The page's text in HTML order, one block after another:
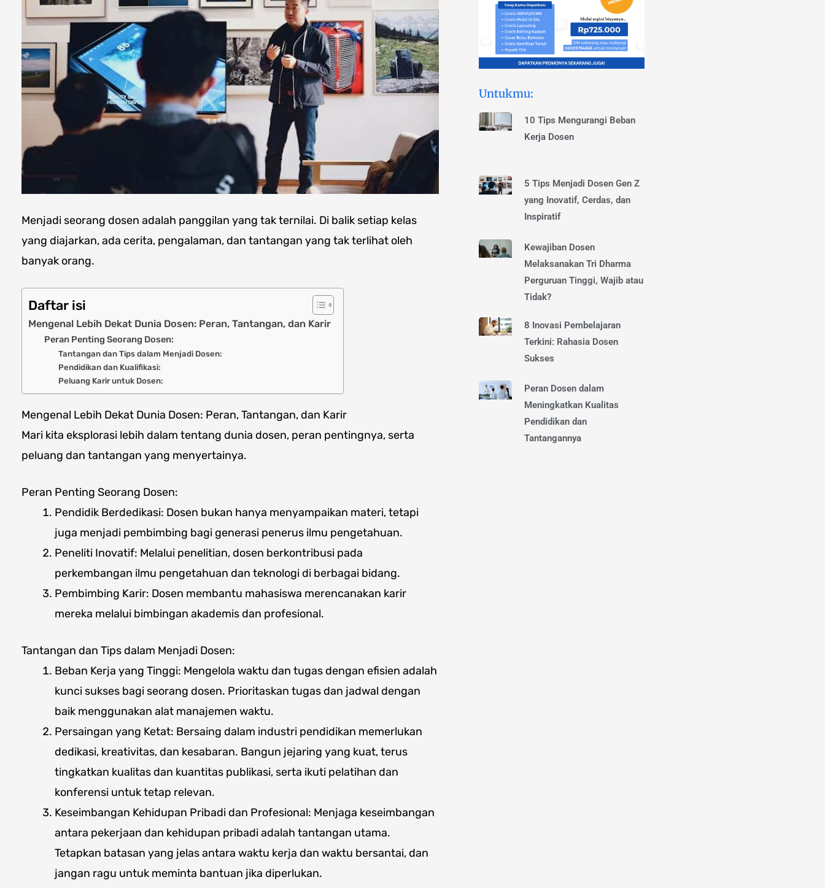
Menjadi seorang dosen adalah panggilan yang tak ternilai. Di balik setiap kelas
yang diajarkan, ada cerita, pengalaman, dan tantangan yang tak terlihat oleh
banyak orang.
Daftar isi
Mengenal Lebih Dekat Dunia Dosen: Peran, Tantangan, dan Karir
Peran Penting Seorang Dosen:
Tantangan dan Tips dalam Menjadi Dosen:
Pendidikan dan Kualifikasi:
Peluang Karir untuk Dosen:
Mengenal Lebih Dekat Dunia Dosen: Peran, Tantangan, dan Karir
Mari kita eksplorasi lebih dalam tentang dunia dosen, peran pentingnya, serta
peluang dan tantangan yang menyertainya.
Peran Penting Seorang Dosen:
Pendidik Berdedikasi: Dosen bukan hanya menyampaikan materi, tetapi
juga menjadi pembimbing bagi generasi penerus ilmu pengetahuan.
Peneliti Inovatif: Melalui penelitian, dosen berkontribusi pada
perkembangan ilmu pengetahuan dan teknologi di berbagai bidang.
Pembimbing Karir: Dosen membantu mahasiswa merencanakan karir
mereka melalui bimbingan akademis dan profesional.
Tantangan dan Tips dalam Menjadi Dosen:
Beban Kerja yang Tinggi: Mengelola waktu dan tugas dengan efisien adalah
kunci sukses bagi seorang dosen. Prioritaskan tugas dan jadwal dengan
baik menggunakan alat manajemen waktu.
Persaingan yang Ketat: Bersaing dalam industri pendidikan memerlukan
dedikasi, kreativitas, dan kesabaran. Bangun jejaring yang kuat, terus
tingkatkan kualitas dan kuantitas publikasi, serta ikuti pelatihan dan
konferensi untuk tetap relevan.
Keseimbangan Kehidupan Pribadi dan Profesional: Menjaga keseimbangan
antara pekerjaan dan kehidupan pribadi adalah tantangan utama.
Tetapkan batasan yang jelas antara waktu kerja dan waktu bersantai, dan
jangan ragu untuk meminta bantuan jika diperlukan.
Untukmu:
10 Tips Mengurangi Beban
Kerja Dosen
5 Tips Menjadi Dosen Gen Z
yang Inovatif, Cerdas, dan
Inspiratif
Kewajiban Dosen
Melaksanakan Tri Dharma
Perguruan Tinggi, Wajib atau
Tidak?
8 Inovasi Pembelajaran
Terkini: Rahasia Dosen
Sukses
Peran Dosen dalam
Meningkatkan Kualitas
Pendidikan dan
Tantangannya